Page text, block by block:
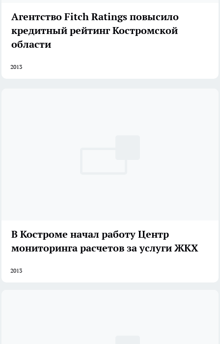
Агентство Fitch Ratings повысило
кредитный рейтинг Костромской
области
2013
В Костроме начал работу Центр
мониторинга расчетов за услуги ЖКХ
2013